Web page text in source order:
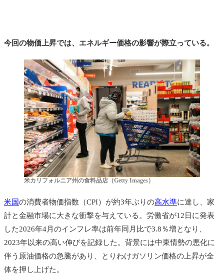
今回の物価上昇では、エネルギー価格の影響が際立っている。
米カリフォルニア州の食料品店（Getty Images）
米国の消費者物価指数（CPI）が約3年ぶりの高水準に達し、家
計と金融市場に大きな衝撃を与えている。労働省が12日に発表
した2026年4月のインフレ率は前年同月比で3.8％増となり、
2023年以来の高い伸びを記録した。背景には中東情勢の悪化に
伴う原油価格の急騰があり、とりわけガソリン価格の上昇が全
体を押し上げた。